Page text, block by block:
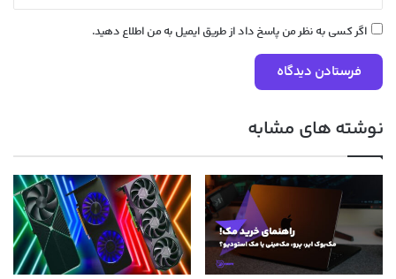
اگر کسی به نظر من پاسخ داد از طریق ایمیل به من اطلاع دهید.
نوشته های مشابه